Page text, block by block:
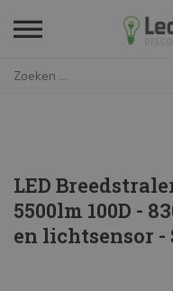
LED
5500lm 100D -
en lichtsensor